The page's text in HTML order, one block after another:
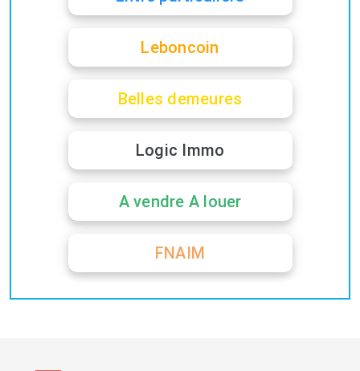
Leboncoin
Belles demeures
Logic Immo
A vendre A louer
FNAIM